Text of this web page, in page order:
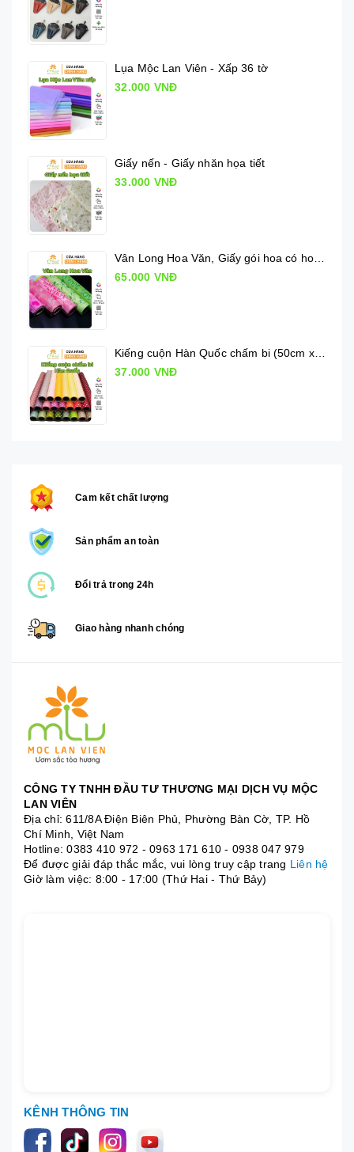
Lụa Mộc Lan Viên - Xấp 36 tờ
32.000 VNĐ
Giấy nến - Giấy nhăn họa tiết
33.000 VNĐ
Vân Long Hoa Văn, Giấy gói hoa có hoa văn
65.000 VNĐ
Kiếng cuộn Hàn Quốc chấm bi (50cm x 10m)
37.000 VNĐ
Cam kết chất lượng
Sản phẩm an toàn
Đổi trả trong 24h
Giao hàng nhanh chóng
CÔNG TY TNHH ĐẦU TƯ THƯƠNG MẠI DỊCH VỤ MỘC
LAN VIÊN
Địa chỉ: 611/8A Điện Biên Phủ, Phường Bàn Cờ, TP. Hồ
Chí Minh, Việt Nam
Hotline:0383 410 972 - 0963 171 610 - 0938 047 979
Để được giải đáp thắc mắc, vui lòng truy cập trang Liên hệ
Giờ làm việc: 8:00 - 17:00 (Thứ Hai - Thứ Bảy)
KÊNH THÔNG TIN